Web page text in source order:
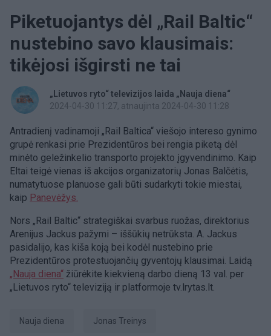
Piketuojantys dėl „Rail Baltic“
nustebino savo klausimais:
tikėjosi išgirsti ne tai
„Lietuvos ryto“ televizijos laida „Nauja diena“
2024-04-30 11:27, atnaujinta 2024-04-30 11:28
Antradienį vadinamoji „Rail Baltica“ viešojo intereso gynimo
grupė renkasi prie Prezidentūros bei rengia piketą dėl
minėto geležinkelio transporto projekto įgyvendinimo. Kaip
Eltai teigė vienas iš akcijos organizatorių Jonas Balčėtis,
numatytuose planuose gali būti sudarkyti tokie miestai,
kaip Panevėžys.
Nors „Rail Baltic“ strategiškai svarbus ruožas, direktorius
Arenijus Jackus pažymi – iššūkių netrūksta. A. Jackus
pasidalijo, kas kiša koją bei kodėl nustebino prie
Prezidentūros protestuojančių gyventojų klausimai. Laidą
„Nauja diena“ žiūrėkite kiekvieną darbo dieną 13 val. per
„Lietuvos ryto“ televiziją ir platformoje tv.lrytas.lt.
Nauja diena Jonas Treinys